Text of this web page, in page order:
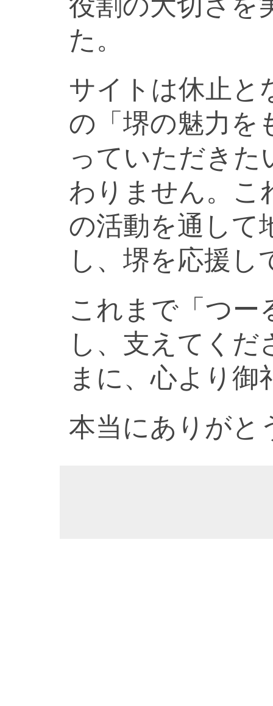
た。
サイトは休止と
の「堺の魅力を
っていただきた
わりません。こ
の活動を通して
し、堺を応援し
これまで「つー
し、支えてく
まに、心より御
本当にありがと